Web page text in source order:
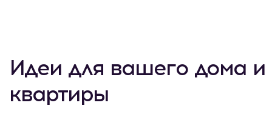
Идеи для вашего дома и
квартиры